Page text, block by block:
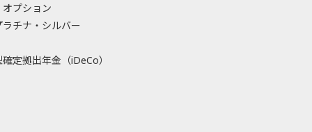
プション
ラチナ・シルバー
定拠出年金（iDeCo）